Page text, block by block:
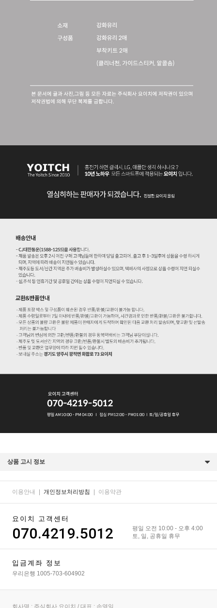
상품 고시 정보
이용안내 | 개인정보처리방침 | 이용약관
요이치 고객센터
070.4219.5012
평일 오전 10:00 - 오후 4:00
토, 일, 공휴일 휴무
입금계좌 정보
우리은행 1005-703-604902
회사명 : 주식회사 요이치 / 대표 : 손영일